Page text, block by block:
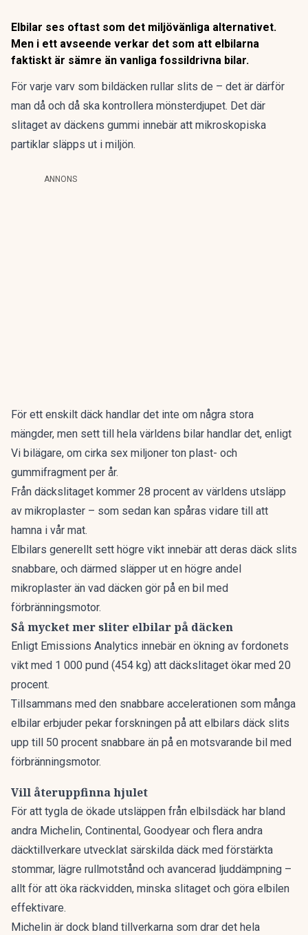
Elbilar ses oftast som det miljövänliga alternativet.
Men i ett avseende verkar det som att elbilarna
faktiskt är sämre än vanliga fossildrivna bilar.
För varje varv som bildäcken rullar slits de – det är därför
man då och då ska kontrollera mönsterdjupet. Det där
slitaget av däckens gummi innebär att mikroskopiska
partiklar släpps ut i miljön.
ANNONS
För ett enskilt däck handlar det inte om några stora
mängder, men sett till hela världens bilar handlar det, enligt
Vi bilägare, om cirka sex miljoner ton plast- och
gummifragment per år.
Från däckslitaget kommer 28 procent av världens utsläpp
av mikroplaster – som sedan kan spåras vidare till att
hamna i vår mat.
Elbilars generellt sett högre vikt innebär att deras däck slits
snabbare, och därmed släpper ut en högre andel
mikroplaster än vad däcken gör på en bil med
förbränningsmotor.
Så mycket mer sliter elbilar på däcken
Enligt Emissions Analytics innebär en ökning av fordonets
vikt med 1 000 pund (454 kg) att däckslitaget ökar med 20
procent.
Tillsammans med den snabbare accelerationen som många
elbilar erbjuder pekar forskningen på att elbilars däck slits
upp till 50 procent snabbare än på en motsvarande bil med
förbränningsmotor.
Vill återuppfinna hjulet
För att tygla de ökade utsläppen från elbilsdäck har bland
andra Michelin, Continental, Goodyear och flera andra
däcktillverkare utvecklat särskilda däck med förstärkta
stommar, lägre rullmotstånd och avancerad ljuddämpning –
allt för att öka räckvidden, minska slitaget och göra elbilen
effektivare.
Michelin är dock bland tillverkarna som drar det hela